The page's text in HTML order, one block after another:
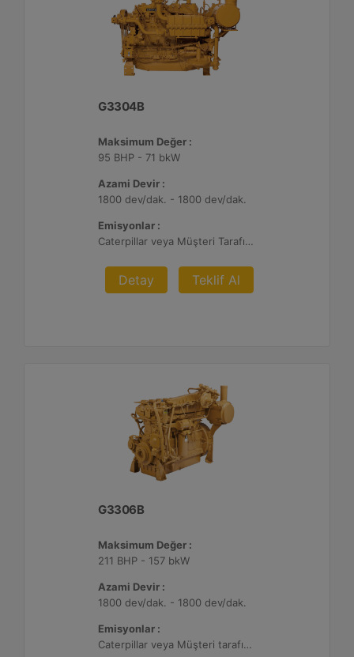
G3304B
Maksimum Değer :
95 BHP - 71 bkW
Azami Devir :
1800 dev/dak. - 1800 dev/dak.
Emisyonlar :
Caterpillar veya Müşteri Tarafından Sağlanan AFRC ve Müşteri Tarafından Sağlanan Atık Arıtma ile NSPS Saha Uyumluluğuna Sahiptir, 0,5 ve 1,0 g/bhp-sa. NOx
Detay Teklif Al
G3306B
Maksimum Değer :
211 BHP - 157 bkW
Azami Devir :
1800 dev/dak. - 1800 dev/dak.
Emisyonlar :
Caterpillar veya Müşteri tarafından sağlanan AFRC ve Atık Arıtma ile 0,1 g ve 0,5 g/bhp-sa. NOx